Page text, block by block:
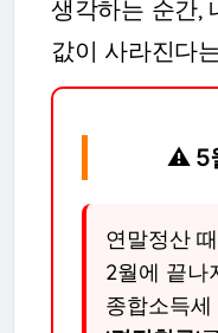
생각하는 순간,
값이 사라진다
⚠️ 5
연말정산
2월에 끝나
종합소득